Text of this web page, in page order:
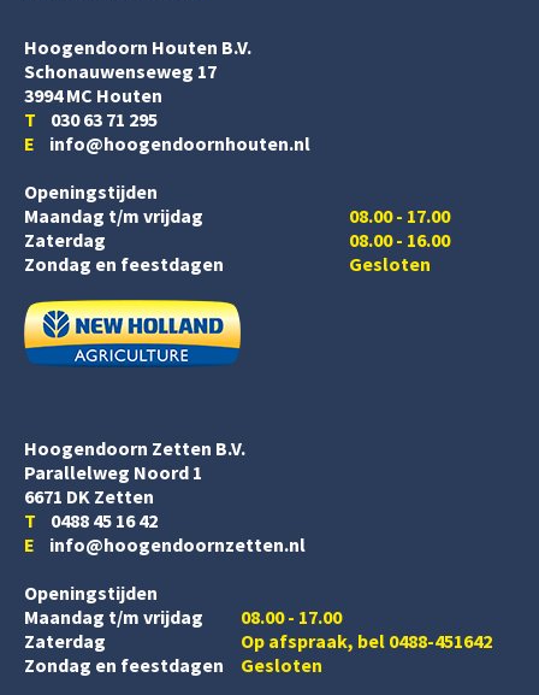
Hoogendoorn Houten B.V.
Schonauwenseweg 17
3994 MC Houten
T 030 63 71 295
E info@hoogendoornhouten.nl
Openingstijden
Maandag t/m vrijdag
Zaterdag
08.00 - 17.00
08.00 - 16.00
Zondag en feestdagen
Gesloten
Hoogendoorn Zetten B.V.
Parallelweg Noord 1
6671 DK Zetten
T 0488 45 16 42
E info@hoogendoornzetten.nl
Openingstijden
Maandag t/m vrijdag
08.00 - 17.00
Zaterdag
Op afspraak, bel 0488-451642
Zondag en feestdagen
Gesloten